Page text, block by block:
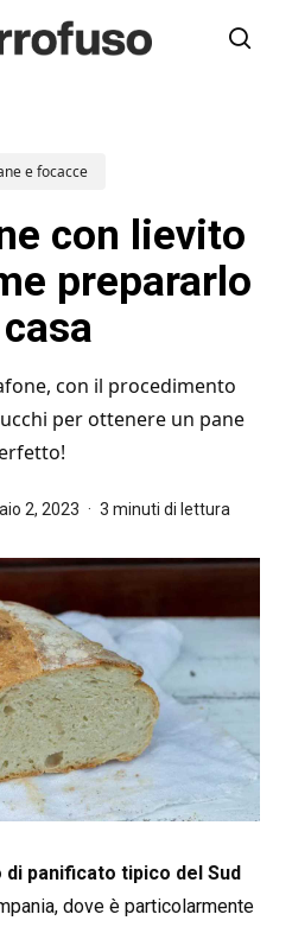
e focacce
con lievito
prepararlo
con il procedimento
per ottenere un pane
2, 2023 3 minuti di lettura
panificato tipico del Sud
dove è particolarmente